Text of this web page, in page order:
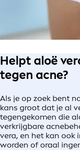
Helpt aloë
tegen acne?
Als je op zoek bent
kans groot dat je al
tegengekomen die
verkrijgbare
vera, en het kan ook
worden of oraal